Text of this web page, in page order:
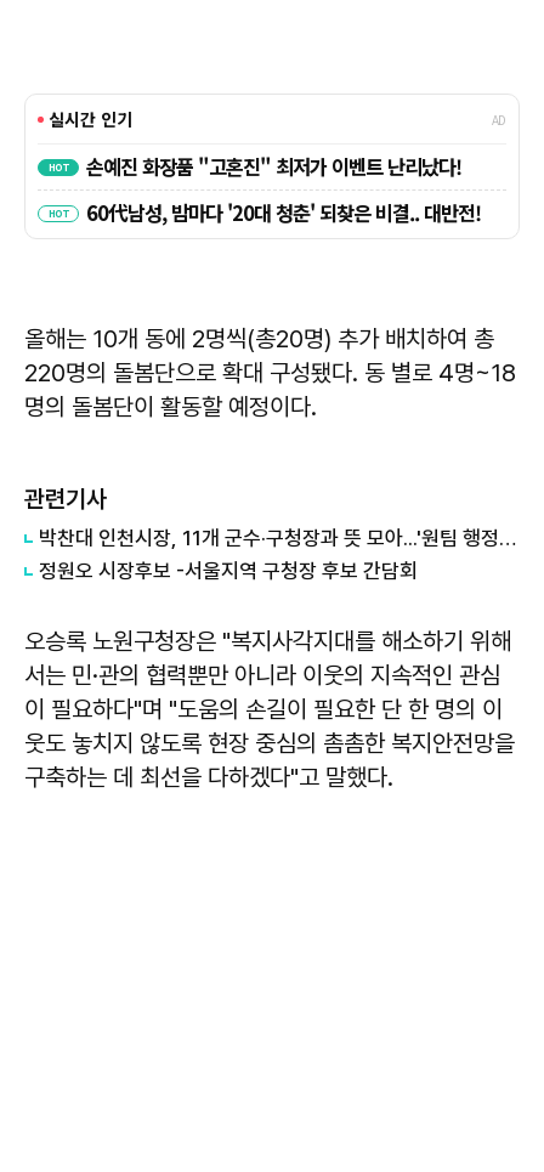
올해는 10개 동에 2명씩(총20명) 추가 배치하여 총
220명의 돌봄단으로 확대 구성됐다. 동 별로 4명~18
명의 돌봄단이 활동할 예정이다.
관련기사
박찬대 인천시장, 11개 군수·구청장과 뜻 모아...'원팀 행정' 본격화
정원오 시장후보 -서울지역 구청장 후보 간담회
오승록 노원구청장은 "복지사각지대를 해소하기 위해
서는 민·관의 협력뿐만 아니라 이웃의 지속적인 관심
이 필요하다"며 "도움의 손길이 필요한 단 한 명의 이
웃도 놓치지 않도록 현장 중심의 촘촘한 복지안전망을
구축하는 데 최선을 다하겠다"고 말했다.